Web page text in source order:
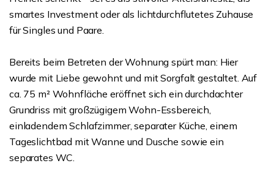
smartes Investment oder als lichtdurchflutetes Zuhause
für Singles und Paare.
Bereits beim Betreten der Wohnung spürt man: Hier
wurde mit Liebe gewohnt und mit Sorgfalt gestaltet. Auf
ca. 75 m² Wohnfläche eröffnet sich ein durchdachter
Grundriss mit großzügigem Wohn-Essbereich,
einladendem Schlafzimmer, separater Küche, einem
Tageslichtbad mit Wanne und Dusche sowie ein
separates WC.